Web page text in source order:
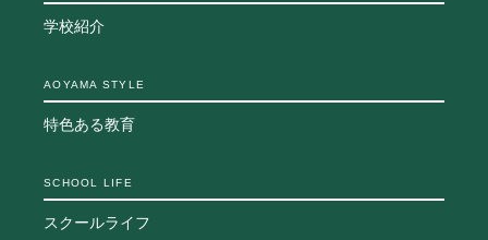
図書館
いじめ防止対策
入試・入学案内
学校紹介
AOYAMA STYLE
特色ある教育
SCHOOL LIFE
スクールライフ